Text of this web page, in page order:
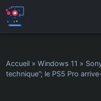
Accueil » Windows 11 »
technique”; le PS5 Pro